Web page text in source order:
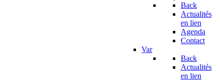
Back
Actualités
en lien
Agenda
Contact
Var
Back
Actualités
en lien